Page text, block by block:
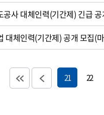
공사 대체인력(기간제) 긴급
대체인력(기간제) 공개 모집(
21 22